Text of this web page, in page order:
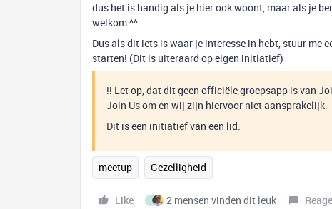
dus het is handig als je hier ook woont, maar als je
welkom ^^.
Dus als dit iets is waar je interesse in hebt, stuur me
starten! (Dit is uiteraard op eigen initiatief)
!! Let op, dat dit geen officiële groepsapp is van
Join Us om en wij zijn hiervoor niet aansprakelijk.
Dit is een initiatief van een lid.
meetup Gezelligheid
Like I 2 mensen vinden dit leuk